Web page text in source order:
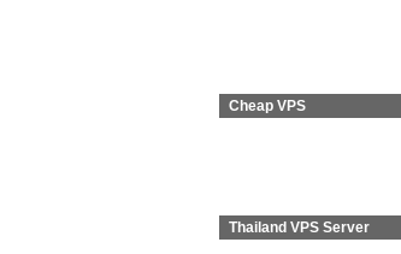
Cheap VPS
Thailand VPS Server